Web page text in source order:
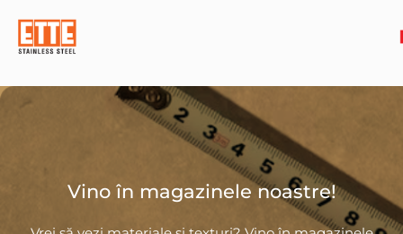
Vino în magazinele noastre!